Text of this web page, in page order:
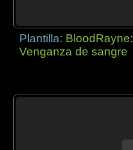
Plantilla: BloodRayne:
Venganza de sangre